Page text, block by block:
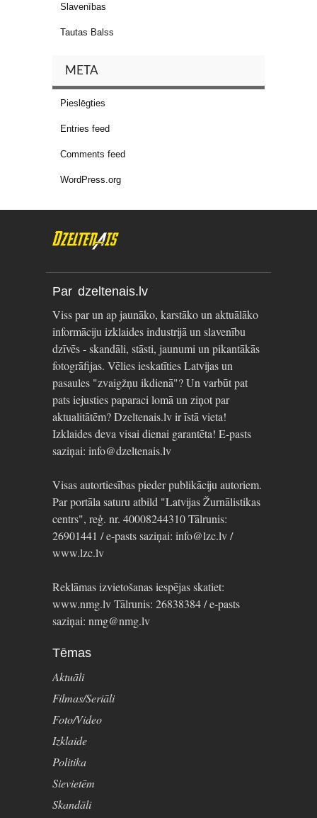
Slavenības
Tautas Balss
META
Pieslēgties
Entries feed
Comments feed
WordPress.org
Par dzeltenais.lv
Viss par un ap jaunāko, karstāko un aktuālāko
informāciju izklaides industrijā un slavenību
dzīvēs - skandāli, stāsti, jaunumi un pikantākās
fotogrāfijas. Vēlies ieskatīties Latvijas un
pasaules "zvaigžņu ikdienā"? Un varbūt pat
pats iejusties paparaci lomā un ziņot par
aktualitātēm? Dzeltenais.lv ir īstā vieta!
Izklaides deva visai dienai garantēta! E-pasts
saziņai: info@dzeltenais.lv
Visas autortiesības pieder publikāciju autoriem.
Par portāla saturu atbild "Latvijas Žurnālistikas
centrs", reģ. nr. 40008244310 Tālrunis:
26901441 / e-pasts saziņai: info@lzc.lv /
www.lzc.lv
Reklāmas izvietošanas iespējas skatiet:
www.nmg.lv Tālrunis: 26838384 / e-pasts
saziņai: nmg@nmg.lv
Tēmas
Aktuāli
Filmas/Seriāli
Foto/Video
Izklaide
Politika
Sievietēm
Skandāli